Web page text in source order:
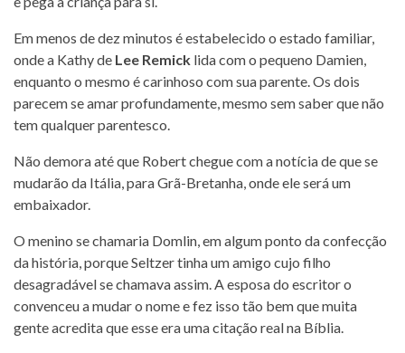
Em menos de dez minutos é estabelecido o estado familiar,
onde a Kathy de Lee Remick lida com o pequeno Damien,
enquanto o mesmo é carinhoso com sua parente. Os dois
parecem se amar profundamente, mesmo sem saber que não
tem qualquer parentesco.
Não demora até que Robert chegue com a notícia de que se
mudarão da Itália, para Grã-Bretanha, onde ele será um
embaixador.
O menino se chamaria Domlin, em algum ponto da confecção
da história, porque Seltzer tinha um amigo cujo filho
desagradável se chamava assim. A esposa do escritor o
convenceu a mudar o nome e fez isso tão bem que muita
gente acredita que esse era uma citação real na Bíblia.